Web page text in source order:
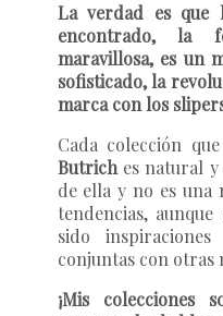
La verdad es que
encontrado, la
maravillosa, es un
sofisticado, la
marca con los
Cada colección
Butriches natural y
de ella y no es una
tendencias,
sido
conjuntas con otras
¡Mis colecciones